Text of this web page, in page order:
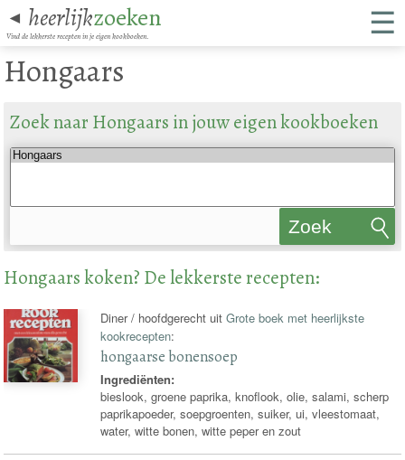
◄ heerlijkzoeken
Vind de lekkerste recepten in je eigen kookboeken. ☰
Hongaars
Zoek naar Hongaars in jouw eigen kookboeken
Zoek
Hongaars koken? De lekkerste recepten:
Diner / hoofdgerecht uitGrote boek met heerlijkste
kookrecepten:
hongaarse bonensoep
Ingrediënten:
bieslook, groene paprika, knoflook, olie, salami, scherp
paprikapoeder, soepgroenten, suiker, ui, vleestomaat,
water, witte bonen, witte peper en zout